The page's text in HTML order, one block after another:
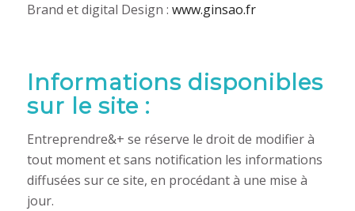
Brand et digital Design : www.ginsao.fr
Informations disponibles
sur le site :
Entreprendre&+ se réserve le droit de modifier à
tout moment et sans notification les informations
diffusées sur ce site, en procédant à une mise à
jour.